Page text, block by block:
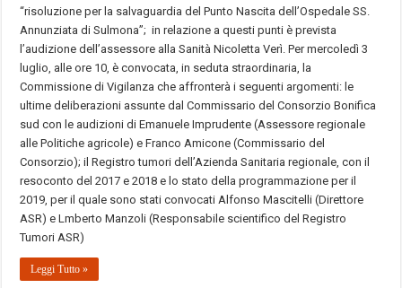
“risoluzione per la salvaguardia del Punto Nascita dell’Ospedale SS.
Annunziata di Sulmona”; in relazione a questi punti è prevista
l’audizione dell’assessore alla Sanità Nicoletta Verì. Per mercoledì 3
luglio, alle ore 10, è convocata, in seduta straordinaria, la
Commissione di Vigilanza che affronterà i seguenti argomenti: le
ultime deliberazioni assunte dal Commissario del Consorzio Bonifica
sud con le audizioni di Emanuele Imprudente (Assessore regionale
alle Politiche agricole) e Franco Amicone (Commissario del
Consorzio); il Registro tumori dell’Azienda Sanitaria regionale, con il
resoconto del 2017 e 2018 e lo stato della programmazione per il
2019, per il quale sono stati convocati Alfonso Mascitelli (Direttore
ASR) e Lmberto Manzoli (Responsabile scientifico del Registro
Tumori ASR)
Leggi Tutto »